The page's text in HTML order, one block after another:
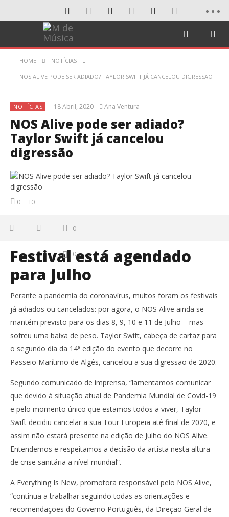
HOME NOTÍCIAS
NOS ALIVE PODE SER ADIADO? TAYLOR SWIFT JÁ CANCELOU DIGRESSÃO
NOTÍCIAS 18 Abril, 2020 Ana Ventura
NOS Alive pode ser adiado?
Taylor Swift já cancelou
digressão
0 0
0
0
Festival está agendado
para Julho
Perante a pandemia do coronavírus, muitos foram os festivais
já adiados ou cancelados: por agora, o NOS Alive ainda se
mantém previsto para os dias 8, 9, 10 e 11 de Julho – mas
sofreu uma baixa de peso. Taylor Swift, cabeça de cartaz para
o segundo dia da 14ª edição do evento que decorre no
Passeio Marítimo de Algés, cancelou a sua digressão de 2020.
Segundo comunicado de imprensa, “lamentamos comunicar
que devido à situação atual de Pandemia Mundial de Covid-19
e pelo momento único que estamos todos a viver, Taylor
Swift decidiu cancelar a sua Tour Europeia até final de 2020, e
assim não estará presente na edição de Julho do NOS Alive.
Entendemos e respeitamos a decisão da artista nesta altura
de crise sanitária a nível mundial”.
A Everything Is New, promotora responsável pelo NOS Alive,
“continua a trabalhar seguindo todas as orientações e
recomendações do Governo Português, da Direção Geral de